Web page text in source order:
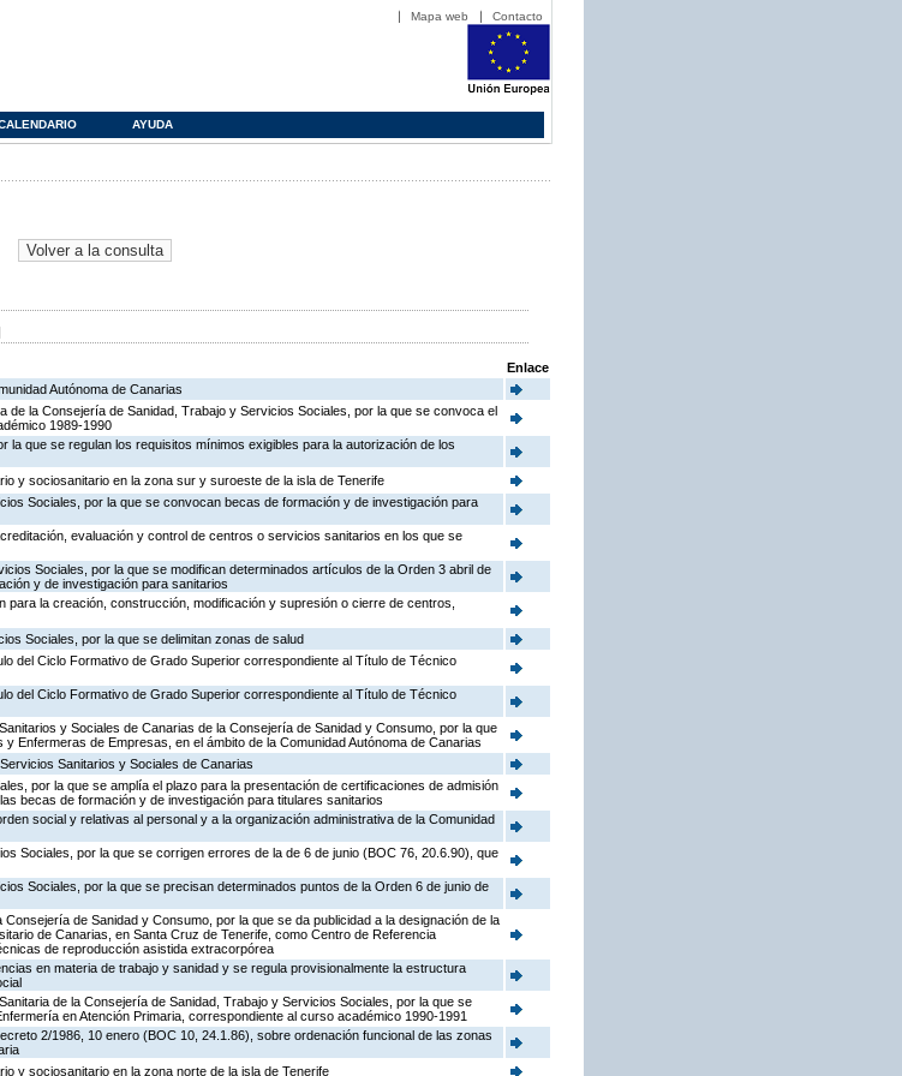
Mapa web Contacto
AYUDA
Enlace
Autónoma de Canarias
de la Consejería de Sanidad, Trabajo y Servicios Sociales, por la que se convoca el
1989-1990
que se regulan los requisitos mínimos exigibles para la autorización de los
y sociosanitario en la zona sur y suroeste de la isla de Tenerife
Sociales, por la que se convocan becas de formación y de investigación para
evaluación y control de centros o servicios sanitarios en los que se
Sociales, por la que se modifican determinados artículos de la Orden 3 abril de
y de investigación para sanitarios
para la creación, construcción, modificación y supresión o cierre de centros,
Sociales, por la que se delimitan zonas de salud
del Ciclo Formativo de Grado Superior correspondiente al Título de Técnico
del Ciclo Formativo de Grado Superior correspondiente al Título de Técnico
y Sociales de Canarias de la Consejería de Sanidad y Consumo, por la que
Enfermeras de Empresas, en el ámbito de la Comunidad Autónoma de Canarias
Sanitarios y Sociales de Canarias
por la que se amplía el plazo para la presentación de certificaciones de admisión
becas de formación y de investigación para titulares sanitarios
social y relativas al personal y a la organización administrativa de la Comunidad
Sociales, por la que se corrigen errores de la de 6 de junio (BOC 76, 20.6.90), que
Sociales, por la que se precisan determinados puntos de la Orden 6 de junio de
de Sanidad y Consumo, por la que se da publicidad a la designación de la
de Canarias, en Santa Cruz de Tenerife, como Centro de Referencia
de reproducción asistida extracorpórea
en materia de trabajo y sanidad y se regula provisionalmente la estructura
de la Consejería de Sanidad, Trabajo y Servicios Sociales, por la que se
en Atención Primaria, correspondiente al curso académico 1990-1991
2/1986, 10 enero (BOC 10, 24.1.86), sobre ordenación funcional de las zonas
y sociosanitario en la zona norte de la isla de Tenerife